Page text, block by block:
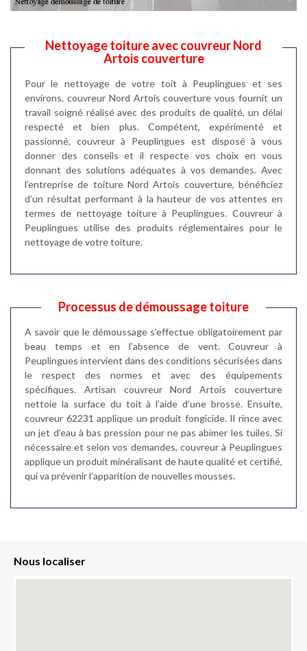
Nettoyage toiture avec couvreur Nord
Artois couverture
Pour le nettoyage de votre toit à Peuplingues et ses
environs, couvreur Nord Artois couverture vous fournit un
travail soigné réalisé avec des produits de qualité, un délai
respecté et bien plus. Compétent, expérimenté et
passionné, couvreur à Peuplingues est disposé à vous
donner des conseils et il respecte vos choix en vous
donnant des solutions adéquates à vos demandes. Avec
l’entreprise de toiture Nord Artois couverture, bénéficiez
d’un résultat performant à la hauteur de vos attentes en
termes de nettoyage toiture à Peuplingues. Couvreur à
Peuplingues utilise des produits réglementaires pour le
nettoyage de votre toiture.
Processus de démoussage toiture
A savoir que le démoussage s’effectue obligatoirement par
beau temps et en l’absence de vent. Couvreur à
Peuplingues intervient dans des conditions sécurisées dans
le respect des normes et avec des équipements
spécifiques. Artisan couvreur Nord Artois couverture
nettoie la surface du toit à l’aide d’une brosse. Ensuite,
couvreur 62231 applique un produit fongicide. Il rince avec
un jet d’eau à bas pression pour ne pas abimer les tuiles. Si
nécessaire et selon vos demandes, couvreur à Peuplingues
applique un produit minéralisant de haute qualité et certifié,
qui va prévenir l’apparition de nouvelles mousses.
Nous localiser